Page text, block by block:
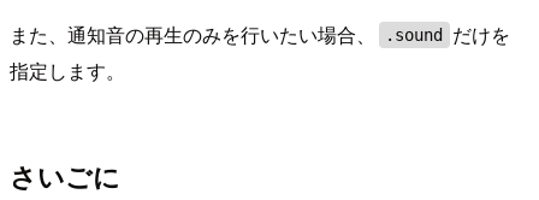
また、通知音の再生のみを行いたい場合、 .sound
だけを
指定します。
さいごに